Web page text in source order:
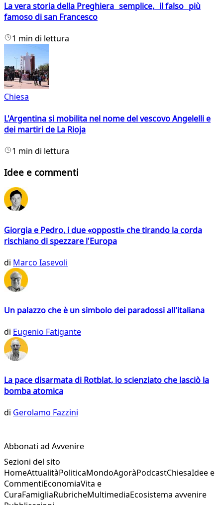
La vera storia della Preghiera semplice, il falso più
famoso di san Francesco
1 min di lettura
Chiesa
L'Argentina si mobilita nel nome del vescovo Angelelli e
dei martiri de La Rioja
1 min di lettura
Idee e commenti
Giorgia e Pedro, i due «opposti» che tirando la corda
rischiano di spezzare l'Europa
di Marco Iasevoli
Un palazzo che è un simbolo dei paradossi all'italiana
di Eugenio Fatigante
La pace disarmata di Rotblat, lo scienziato che lasciò la
bomba atomica
di Gerolamo Fazzini
Abbonati ad Avvenire
Sezioni del sito
HomeAttualitàPoliticaMondoAgoràPodcastChiesaIdee e
CommentiEconomiaVita e
CuraFamigliaRubricheMultimediaEcosistema avvenire